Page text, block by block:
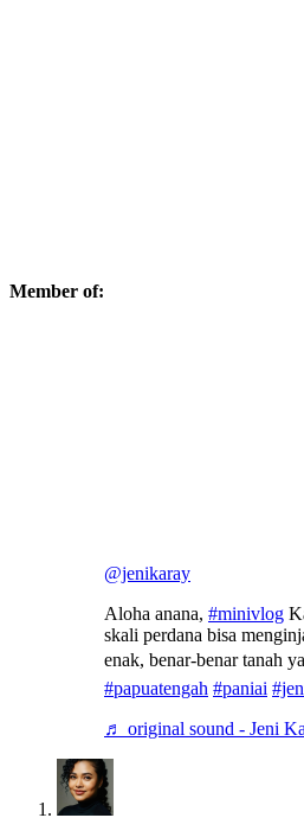
Member of:
@jenikaray
Aloha anana, #minivlog
skali perdana bisa
enak, benar-benar tanah
#papuatengah #paniai
♬ original sound - Jeni